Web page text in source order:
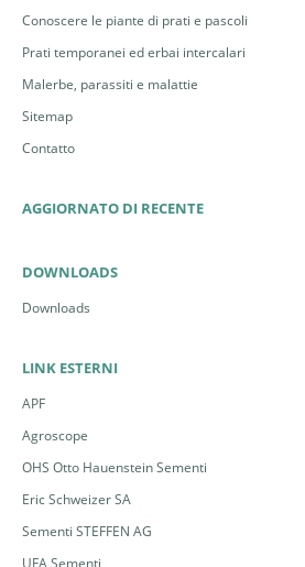
Conoscere le piante di prati e pascoli
Prati temporanei ed erbai intercalari
Malerbe, parassiti e malattie
Sitemap
Contatto
AGGIORNATO DI RECENTE
DOWNLOADS
Downloads
LINK ESTERNI
APF
Agroscope
OHS Otto Hauenstein Sementi
Eric Schweizer SA
Sementi STEFFEN AG